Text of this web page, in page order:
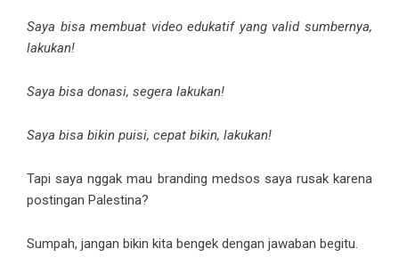
Saya bisa membuat video edukatif yang valid sumbernya,
lakukan!
Saya bisa donasi, segera lakukan!
Saya bisa bikin puisi, cepat bikin, lakukan!
Tapi saya nggak mau branding medsos saya rusak karena
postingan Palestina?
Sumpah, jangan bikin kita bengek dengan jawaban begitu.